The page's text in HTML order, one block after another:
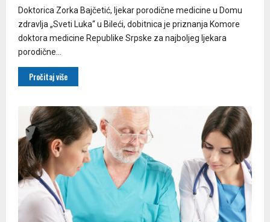
Doktorica Zorka Bajčetić, ljekar porodične medicine u Domu
zdravlja „Sveti Luka“ u Bileći, dobitnica je priznanja Komore
doktora medicine Republike Srpske za najboljeg ljekara
porodične...
Pročitaj više